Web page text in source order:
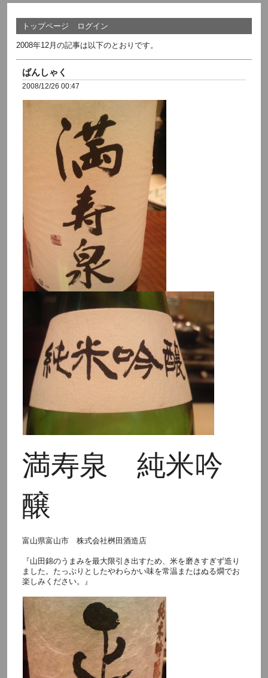
トップページ ログイン
2008年12月の記事は以下のとおりです。
ばんしゃく
2008/12/26 00:47
満寿泉 純米吟
醸
富山県富山市 株式会社桝田酒造店
『山田錦のうまみを最大限引き出すため、米を磨きすぎず造り
ました。たっぷりとしたやわらかい味を常温またはぬる燗でお
楽しみください。』